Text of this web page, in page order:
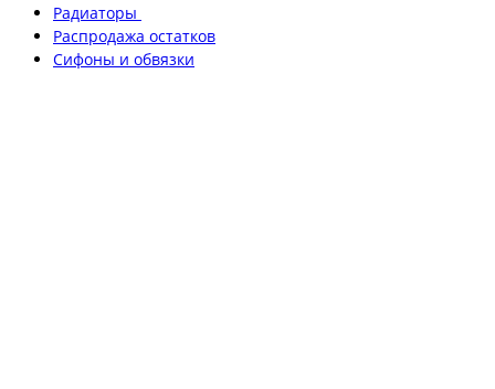
Радиаторы
Распродажа остатков
Сифоны и обвязки